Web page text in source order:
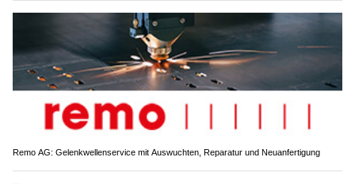
Remo AG: Gelenkwellenservice mit Auswuchten, Reparatur und Neuanfertigung